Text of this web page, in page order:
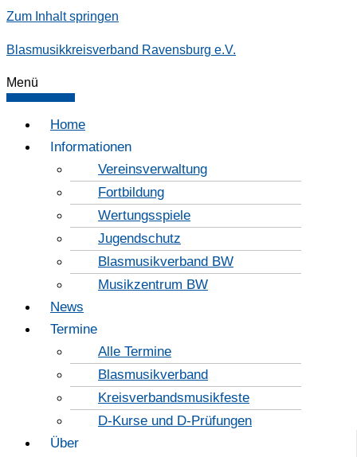
Zum Inhalt springen
Blasmusikkreisverband Ravensburg e.V.
Menü
Home
Informationen
Vereinsverwaltung
Fortbildung
Wertungsspiele
Jugendschutz
Blasmusikverband BW
Musikzentrum BW
News
Termine
Alle Termine
Blasmusikverband
Kreisverbandsmusikfeste
D-Kurse und D-Prüfungen
Über